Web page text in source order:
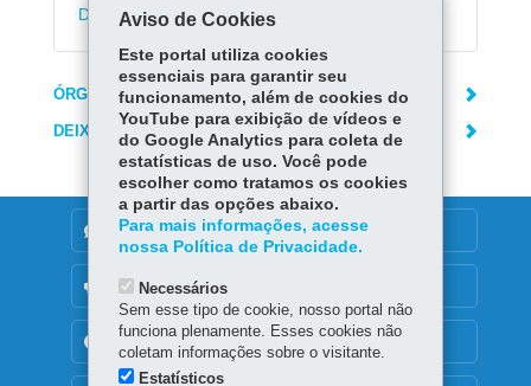
Digital (EAD)
ÓRGÃO RESPONSÁVEL
DEIXE SUA OPINIÃO
DENUNCIE CORRUPÇÃO
OUVIDORIA
TRANSPARÊNCIA INSTITUCIONAL
Aviso de Cookies
Este portal utiliza cookies
essenciais para garantir seu
funcionamento, além de cookies do
YouTube para exibição de vídeos e
do Google Analytics para coleta de
estatísticas de uso. Você pode
escolher como tratamos os cookies
a partir das opções abaixo.
Para mais informações, acesse
nossa Política de Privacidade.
Necessários
Sem esse tipo de cookie, nosso portal não
funciona plenamente. Esses cookies não
coletam informações sobre o visitante.
Estatísticos